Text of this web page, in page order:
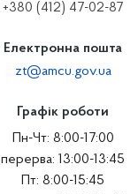
+380 (412) 47-02-87
Електронна пошта
zt@amcu.gov.ua
Графік роботи
Пн-Чт: 8:00-17:00
перерва: 13:00-13:45
Пт: 8:00-15:45